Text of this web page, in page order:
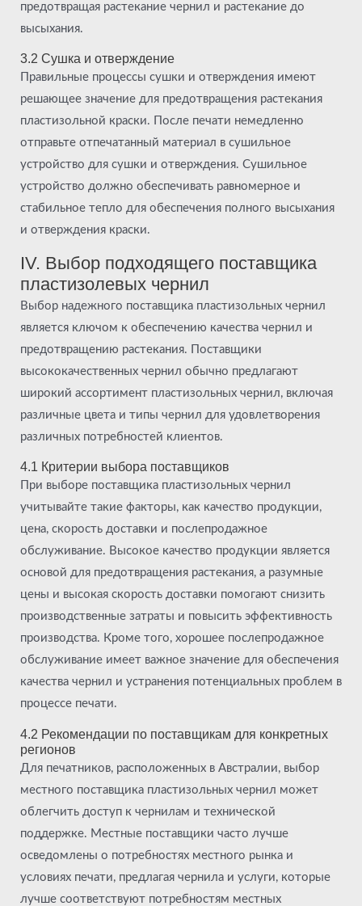
предотвращая растекание чернил и растекание до
высыхания.
3.2 Сушка и отверждение
Правильные процессы сушки и отверждения имеют
решающее значение для предотвращения растекания
пластизольной краски. После печати немедленно
отправьте отпечатанный материал в сушильное
устройство для сушки и отверждения. Сушильное
устройство должно обеспечивать равномерное и
стабильное тепло для обеспечения полного высыхания
и отверждения краски.
IV. Выбор подходящего поставщика
пластизолевых чернил
Выбор надежного поставщика пластизольных чернил
является ключом к обеспечению качества чернил и
предотвращению растекания. Поставщики
высококачественных чернил обычно предлагают
широкий ассортимент пластизольных чернил, включая
различные цвета и типы чернил для удовлетворения
различных потребностей клиентов.
4.1 Критерии выбора поставщиков
При выборе поставщика пластизольных чернил
учитывайте такие факторы, как качество продукции,
цена, скорость доставки и послепродажное
обслуживание. Высокое качество продукции является
основой для предотвращения растекания, а разумные
цены и высокая скорость доставки помогают снизить
производственные затраты и повысить эффективность
производства. Кроме того, хорошее послепродажное
обслуживание имеет важное значение для обеспечения
качества чернил и устранения потенциальных проблем в
процессе печати.
4.2 Рекомендации по поставщикам для конкретных
регионов
Для печатников, расположенных в Австралии, выбор
местного поставщика пластизольных чернил может
облегчить доступ к чернилам и технической
поддержке. Местные поставщики часто лучше
осведомлены о потребностях местного рынка и
условиях печати, предлагая чернила и услуги, которые
лучше соответствуют потребностям местных